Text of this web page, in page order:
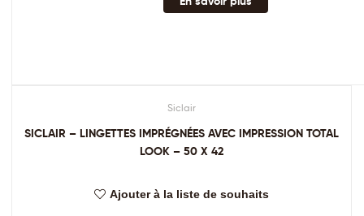
Siclair
SICLAIR – LINGETTES IMPRÉGNÉES AVEC IMPRESSION TOTAL
LOOK – 50 X 42
Ajouter à la liste de souhaits